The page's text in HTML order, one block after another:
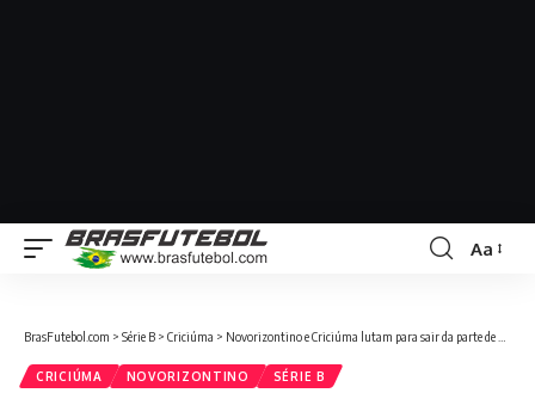
Aa
BrasFutebol.com > Série B > Criciúma > Novorizontino e Criciúma lutam para sair da parte de baixo da tabela
CRICIÚMA NOVORIZONTINO SÉRIE B